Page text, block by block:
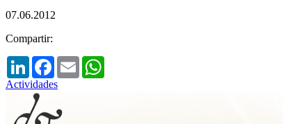
07.06.2012
Compartir:
LinkedInFacebook
Email
Actividades